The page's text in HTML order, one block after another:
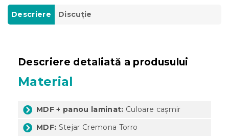
Descriere Discuţie
Descriere detaliată a produsului
Material
MDF + panou laminat: Culoare cașmir
MDF: Stejar Cremona Torro